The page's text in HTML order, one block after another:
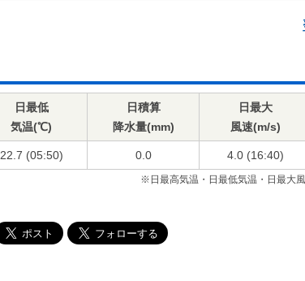
日最低
気温(℃)
日積算
降水量(mm)
日最大
風速(m/s)
22.7 (05:50) 0.0 4.0 (16:40)
※日最高気温・日最低気温・日最大